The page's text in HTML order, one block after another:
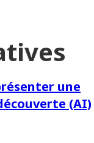
une
(AI)